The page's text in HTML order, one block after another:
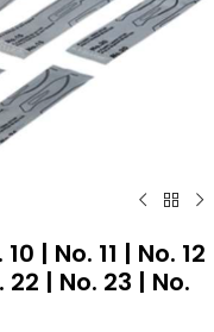
| No. 11 | No. 12
22 | No. 23 | No.